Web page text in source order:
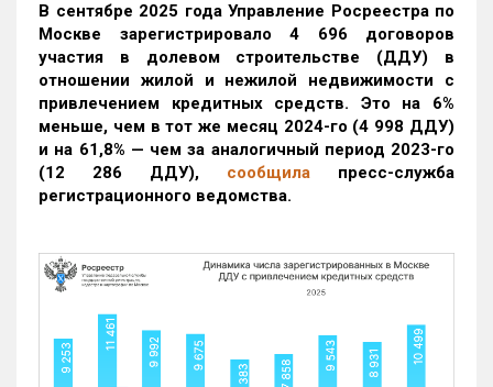
В сентябре 2025 года Управление Росреестра по
Москве зарегистрировало 4 696 договоров
участия в долевом строительстве (ДДУ) в
отношении жилой и нежилой недвижимости с
привлечением кредитных средств. Это на 6%
меньше, чем в тот же месяц 2024-го (4 998 ДДУ)
и на 61,8% — чем за аналогичный период 2023-го
(12 286 ДДУ), сообщила пресс-служба
регистрационного ведомства.